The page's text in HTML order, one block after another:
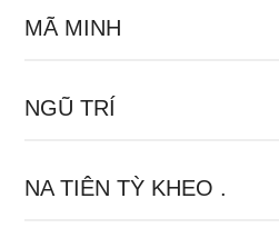
MÃ MINH
NGŨ TRÍ
NA TIÊN TỲ KHEO .